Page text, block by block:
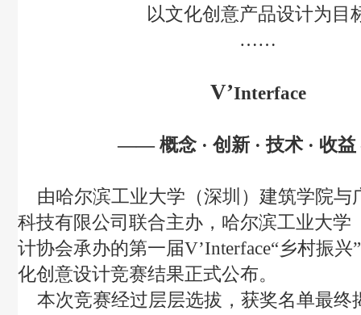
以文化创意产品设计为目
……
V’Interface
—— 概念 · 创新 · 技术 · 收
由哈尔滨工业大学（深圳）建筑学院与
科技有限公司联合主办，哈尔滨工业大学
计协会承办的第一届V’Interface“乡村振兴
化创意设计竞赛结果正式公布。
本次竞赛经过层层选拔，获奖名单最终